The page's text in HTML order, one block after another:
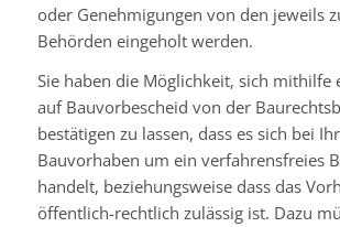
oder Genehmigungen von den jeweils
Behörden eingeholt werden.
Sie haben die Möglichkeit, sich mithilfe
auf Bauvorbescheid von der
bestätigen zu lassen, dass es sich bei
Bauvorhaben um ein verfahrensfreies
handelt, beziehungsweise dass das
öffentlich-rechtlich zulässig ist. Dazu